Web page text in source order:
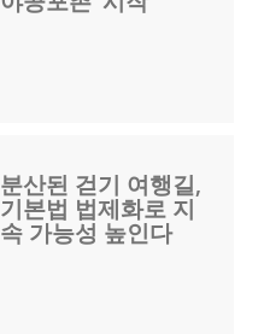
분산된 걷기 여행길,
기본법 법제화로 지
속 가능성 높인다